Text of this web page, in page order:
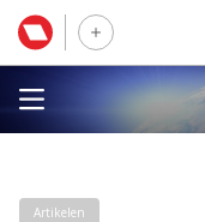
Artikelen